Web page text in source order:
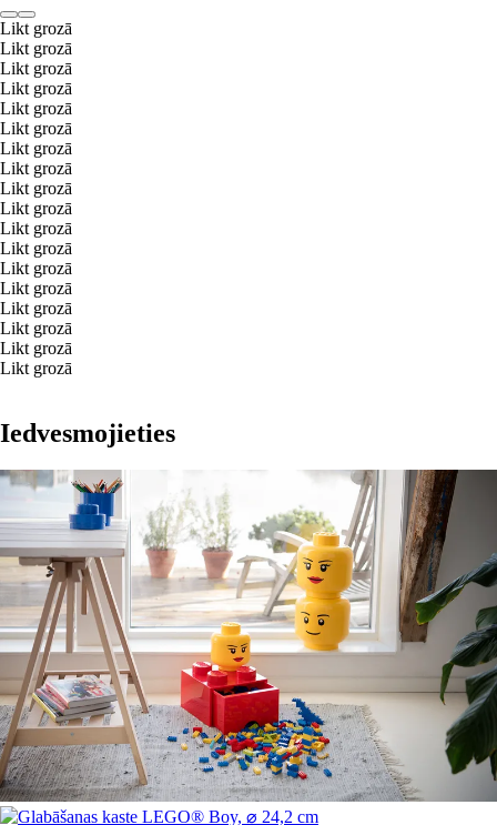
Likt grozā
Likt grozā
Likt grozā
Likt grozā
Likt grozā
Likt grozā
Likt grozā
Likt grozā
Likt grozā
Likt grozā
Likt grozā
Likt grozā
Likt grozā
Likt grozā
Likt grozā
Likt grozā
Likt grozā
Likt grozā
Iedvesmojieties